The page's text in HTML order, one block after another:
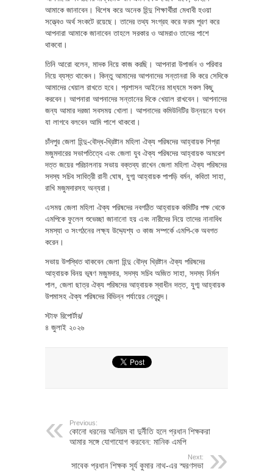
আমাকে জানাবেন। বিশেষ করে অনেক হিন্দু শিক্ষার্থীরা মেধাবী হওয়া
সত্ত্বেও অর্থ সংকটে রয়েছে। তাদের তথ্য সংগ্রহ করে ফরম পূরণ করে
আপনারা আমাকে জানাবেন তাহলে সরকার ও আমরাও তাদের পাশে
থাকবো।
তিনি আরো বলেন, মাদক নিয়ে কাজ করছি। আপনারা উপার্জন ও পরিবার
নিয়ে ব্যস্ত থাকেন। কিন্তু আমাদের আপনাদের সন্তানরা কি করে সেদিকে
আমাদের খেয়াল রাখতে হবে। প্রশাসন আইনের মাধ্যমে সকল কিছু
করবেন। আপনারা আপনাদের সন্তানের দিকে খেয়াল রাখবেন। আপনাদের
জন্য আমার দরজা সবসময় খোলা। আপনাদের কমিউনিটির উন্নয়নে যখন
যা লাগবে বলবেন আমি পাশে থাকবো।
চাঁদপুর জেলা হিন্দু-বৌদ্ধ-খ্রিষ্টান মহিলা ঐক্য পরিষদের আহ্বায়ক শিপ্রা
মজুমদারের সভাপতিত্বে এবং জেলা যুব ঐক্য পরিষদের আহ্বায়ক অমরেশ
দত্ত জয়ের পরিচালনায় সভায় বক্তব্য রাখেন জেলা মহিলা ঐক্য পরিষদের
সদস্য সচিব সাবিত্রী রানী ঘোষ, যুগ্ম আহ্বায়ক পাপড়ি বর্মন, কবিতা সাহা,
রাখি মজুমদারসহ অন্যরা।
এসময় জেলা মহিলা ঐক্য পরিষদের নবগঠিত আহ্বায়ক কমিটির পক্ষ থেকে
এমপিকে ফুলেল শুভেচ্ছা জানানো হয় এবং নারীদের নিয়ে তাদের নানাবিধ
সমস্যা ও সংগঠনের লক্ষ্য উদ্দ্যেশ্য ও কাজ সম্পর্কে এমপি-কে অবগত
করেন।
সভায় উপস্থিত থাকবেন জেলা হিন্দু বৌদ্ধ খ্রিষ্টান ঐক্য পরিষদের
আহ্বায়ক বিনয় ভূষণ মজুমদার, সদস্য সচিব অজিত সাহা, সদস্য নির্মল
পাল, জেলা ছাত্র ঐক্য পরিষদের আহ্বায়ক স্বাধীন দত্ত, যুগ্ম আহ্বায়ক
উপমাসহ ঐক্য পরিষদের বিভিন্ন পর্যায়ের নেতৃবৃন্দ।
স্টাফ রিপোর্টার/
৪ জুলাই ২০২৬
Previous:
কোনো ধরনের অনিয়ম বা দুর্নীতি হলে প্রধান শিক্ষকরা
আমার সঙ্গে যোগাযোগ করবেন: মানিক এমপি
Next:
সাবেক প্রধান শিক্ষক সূর্য কুমার নাথ-এর স্মরণসভা